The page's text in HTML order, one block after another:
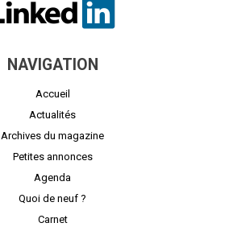
NAVIGATION
Accueil
Actualités
Archives du magazine
Petites annonces
Agenda
Quoi de neuf ?
Carnet